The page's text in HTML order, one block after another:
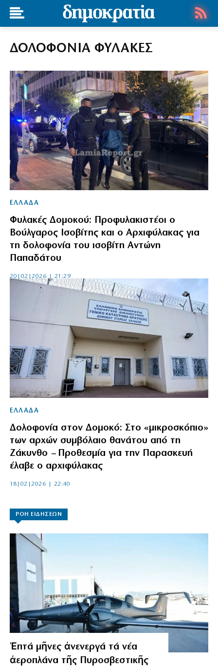
ΔΟΛΟΦΟΝΙΑ ΦΥΛΑΚΕΣ
ΕΛΛΑΔΑ
Φυλακές Δομοκού: Προφυλακιστέοι ο
Βούλγαρος Ισοβίτης και ο Αρχιφύλακας για
τη δολοφονία του ισοβίτη Αντώνη
Παπαδάτου
20|02|2026 | 21:29
ΕΛΛΑΔΑ
Δολοφονία στον Δομοκό: Στο «μικροσκόπιο»
των αρχών συμβόλαιο θανάτου από τη
Ζάκυνθο – Προθεσμία για την Παρασκευή
έλαβε ο αρχιφύλακας
18|02|2026 | 22:40
ΡΟΗ ΕΙΔΗΣΕΩΝ
Ἑπτά μῆνες ἀνενεργά τά νέα
ἀεροπλάνα τῆς Πυροσβεστικῆς